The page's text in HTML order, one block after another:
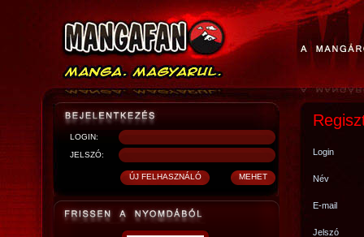
LOGIN:
JELSZÓ:
Login
Név
E-mail
Jelszó